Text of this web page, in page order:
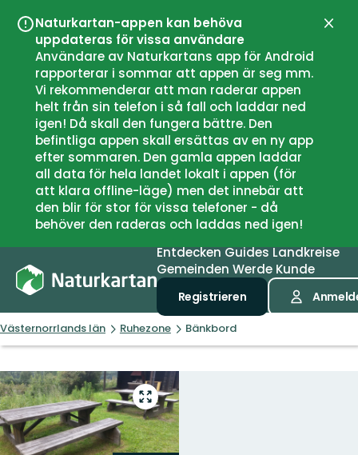
Naturkartan-appen kan behöva
uppdateras för vissa användare
Användare av Naturkartans app för Android
rapporterar i sommar att appen är seg mm.
Vi rekommenderar att man raderar appen
helt från sin telefon i så fall och laddar ned
igen! Då skall den fungera bättre. Den
befintliga appen skall ersättas av en ny app
efter sommaren. Den gamla appen laddar
all data för hela landet lokalt i appen (för
att klara offline-läge) men det innebär att
den blir för stor för vissa telefoner - då
behöver den raderas och laddas ned igen!
EntdeckenGuidesLandkreise
Gemeinden Werde Kunde
Registrieren
Västernorrlands län Ruhezone Bänkbord
Vollbild
öffnen